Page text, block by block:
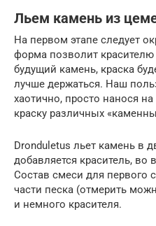
Льем камень из
На первом этапе следует
форма позволит красителю
будущий камень, краска
лучше держаться. Наш
хаотично, просто нанося
краску различных
Dronduletus льет камень в
добавляется краситель, во
Состав смеси для первого
части песка (отмерить
и немного красителя.